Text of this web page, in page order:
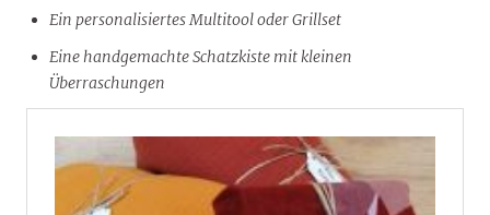
Ein personalisiertes Multitool oder Grillset
Eine handgemachte Schatzkiste mit kleinen
Überraschungen